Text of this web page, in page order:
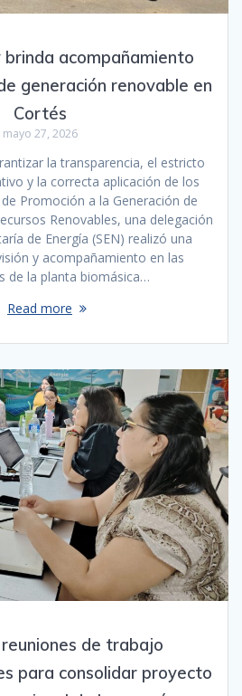
brinda acompañamiento
generación renovable en
Cortés
mayo 27, 2026
la transparencia, el estricto
y la correcta aplicación de los
Promoción a la Generación de
Renovables, una delegación
de Energía (SEN) realizó una
y acompañamiento en las
de la planta biomásica…
Read more
de trabajo
para consolidar proyecto